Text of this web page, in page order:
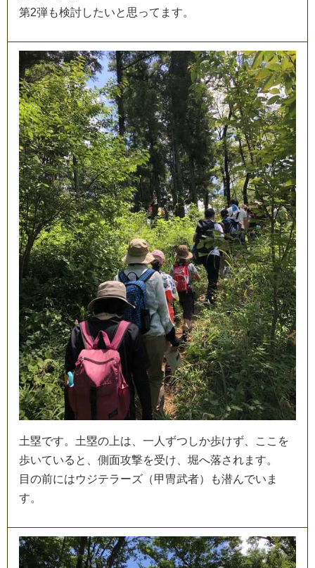
第2弾も検討したいと 思って ま す。
土塁です。 土塁の 上は 一 人 ずつ しか歩けず こ こ を
歩いている と 側面攻撃を受け 堀へ落さ れま す。
目 の前にはウ ジテラーズ （甲 冑武者） も潜んでい ま
す。